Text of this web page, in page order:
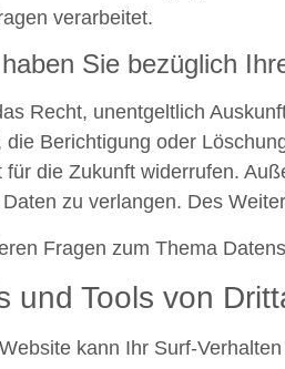
verarbeitet.
Sie bezüglich
Recht, unentgeltlich
Berichtigung oder
für die Zukunft widerrufen.
zu verlangen. Des
Fragen zum Thema
und Tools von
kann Ihr Surf-